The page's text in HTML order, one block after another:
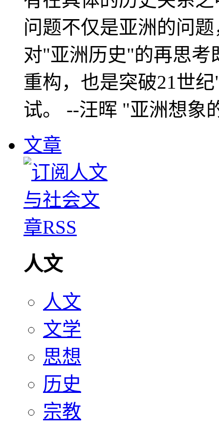
问题不仅是亚洲的问
对"亚洲历史"的再思考
重构，也是突破21世
试。 --汪晖 "亚洲想象
文章
人文
人文
文学
思想
历史
宗教